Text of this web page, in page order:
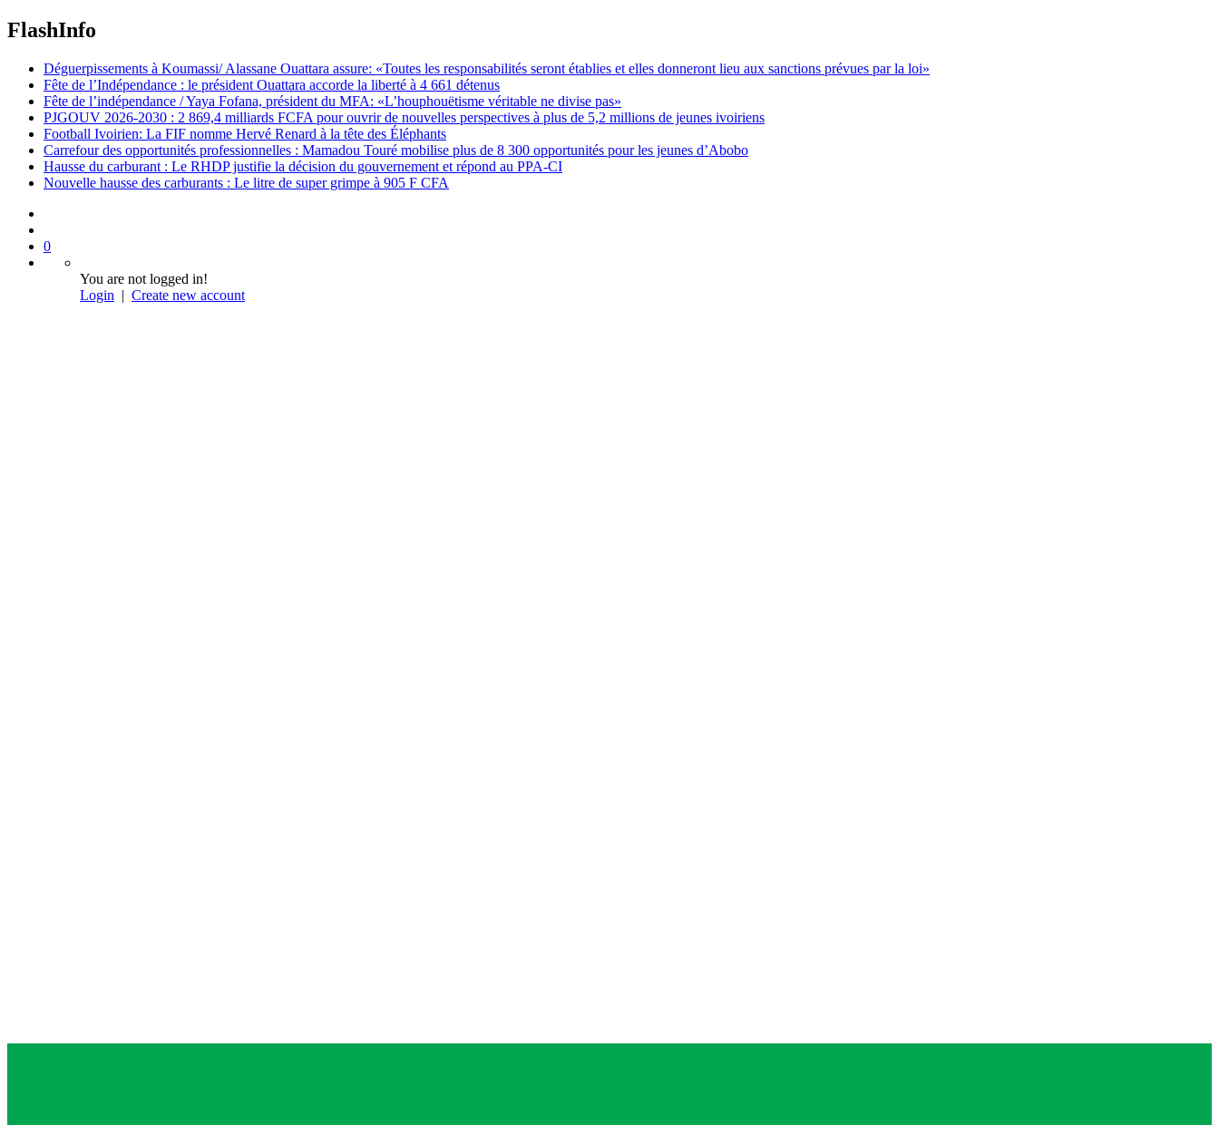
FlashInfo
Déguerpissements à Koumassi/ Alassane Ouattara assure: «Toutes les responsabilités seront établies et elles donneront lieu aux sanctions prévues par la loi»
Fête de l’Indépendance : le président Ouattara accorde la liberté à 4 661 détenus
Fête de l’indépendance / Yaya Fofana, président du MFA: «L’houphouëtisme véritable ne divise pas»
PJGOUV 2026-2030 : 2 869,4 milliards FCFA pour ouvrir de nouvelles perspectives à plus de 5,2 millions de jeunes ivoiriens
Football Ivoirien: La FIF nomme Hervé Renard à la tête des Éléphants
Carrefour des opportunités professionnelles : Mamadou Touré mobilise plus de 8 300 opportunités pour les jeunes d’Abobo
Hausse du carburant : Le RHDP justifie la décision du gouvernement et répond au PPA-CI
Nouvelle hausse des carburants : Le litre de super grimpe à 905 F CFA
0
You are not logged in!
Login | Create new account